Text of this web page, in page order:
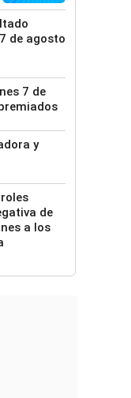
de agosto
7 de
y
de
a los